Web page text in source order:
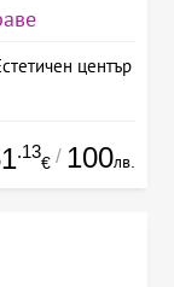
център
.13
€ / 100лв.